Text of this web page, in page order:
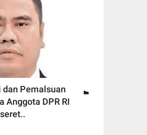
dan Pemalsuan
Anggota DPR RI